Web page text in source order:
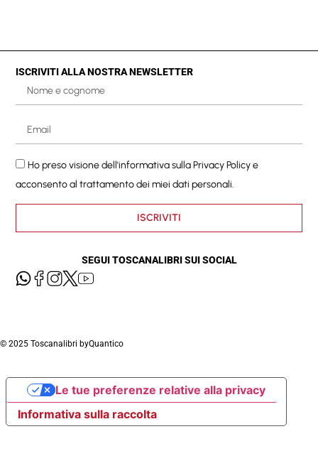
ISCRIVITI ALLA NOSTRA NEWSLETTER
Ho preso visione dell'informativa sullaPrivacy Policye
acconsento al trattamento dei miei dati personali.
ISCRIVITI
SEGUI TOSCANALIBRI SUI SOCIAL
© 2025 Toscanalibri byQuantico
Informativa sulla raccolta
Le tue preferenze relative alla privacy